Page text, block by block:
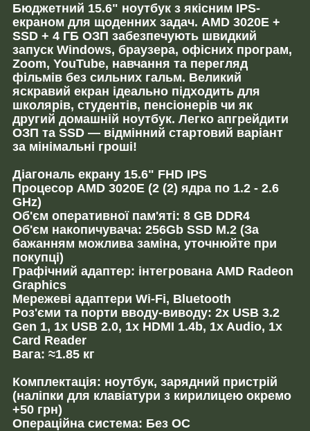
Бюджетний 15.6" ноутбук з якісним IPS-
екраном для щоденних задач. AMD 3020E +
SSD + 4 ГБ ОЗП забезпечують швидкий
запуск Windows, браузера, офісних програм,
Zoom, YouTube, навчання та перегляд
фільмів без сильних гальм. Великий
яскравий екран ідеально підходить для
школярів, студентів, пенсіонерів чи як
другий домашній ноутбук. Легко апгрейдити
ОЗП та SSD — відмінний стартовий варіант
за мінімальні гроші!
Діагональ екрану 15.6" FHD IPS
Процесор AMD 3020E (2 (2) ядра по 1.2 - 2.6
GHz)
Об'єм оперативної пам'яті: 8 GB DDR4
Об'єм накопичувача: 256Gb SSD M.2 (За
бажанням можлива заміна, уточнюйте при
покупці)
Графічний адаптер: інтегрована AMD Radeon
Graphics
Мережеві адаптери Wi-Fi, Bluetooth
Роз'єми та порти вводу-виводу: 2x USB 3.2
Gen 1, 1x USB 2.0, 1x HDMI 1.4b, 1x Audio, 1x
Card Reader
Вага: ≈1.85 кг
Комплектація: ноутбук, зарядний пристрій
(наліпки для клавіатури з кирилицею окремо
+50 грн)
Операційна система: Без ОС